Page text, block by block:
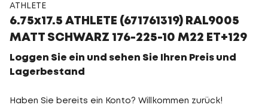
ATHLETE
6.75x17.5 ATHLETE (671761319) RAL9005
MATT SCHWARZ 176-225-10 M22 ET+129
Loggen Sie ein und sehen Sie Ihren Preis und
Lagerbestand
Haben Sie bereits ein Konto? Willkommen zurück!